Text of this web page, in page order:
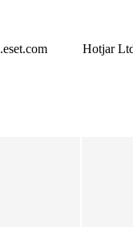
.eset.com Hotjar